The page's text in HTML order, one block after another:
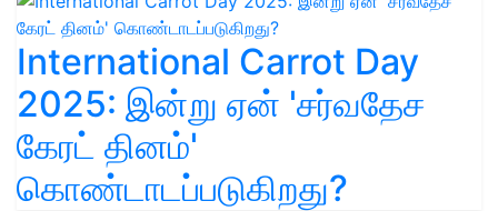
International Carrot Day
2025: இன்று ஏன் 'சர்வதேச
கேரட் தினம்'
கொண்டாடப்படுகிறது?